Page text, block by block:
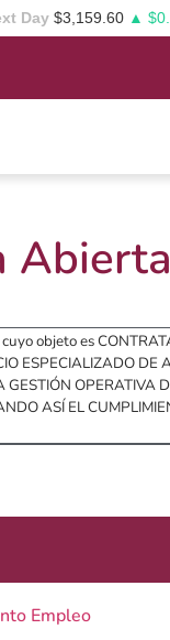
Day $3,159.60 ▲
cuyo objeto es
ESPECIALIZADO
GESTIÓN OPERATIVA
ASÍ EL
Empleo